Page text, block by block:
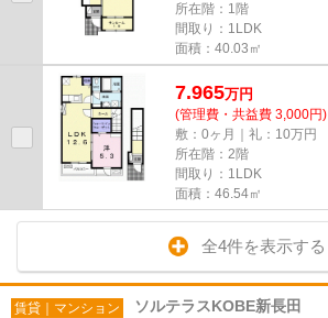
所在階：1階
間取り：1LDK
面積：40.03㎡
7.965万円
(管理費・共益費 3,000円)
敷：0ヶ月｜礼：10万円
所在階：2階
間取り：1LDK
面積：46.54㎡
全4件を表示する
賃貸｜マンション ソルテラスKOBE新長田